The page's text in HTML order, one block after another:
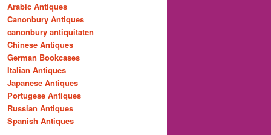
Arabic Antiques
Canonbury Antiques
canonbury antiquitaten
Chinese Antiques
German Bookcases
Italian Antiques
Japanese Antiques
Portugese Antiques
Russian Antiques
Spanish Antiques